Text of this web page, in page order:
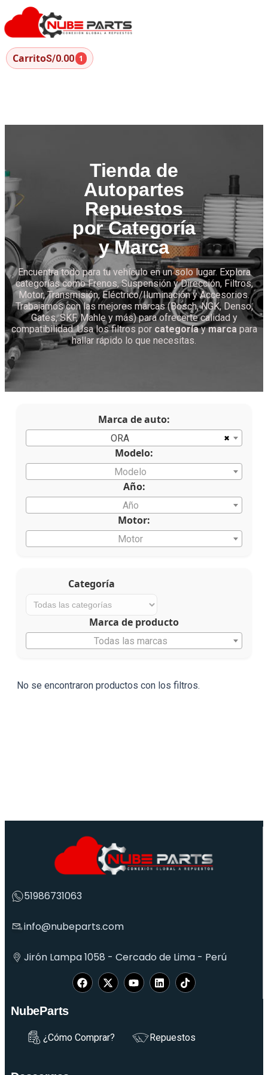
CarritoS/0.00 1
Tienda de
Autopartes
Repuestos
por Categoría
y Marca
Encuentra todo para tu vehículo en un solo lugar. Explora
categorías como Frenos, Suspensión y Dirección, Filtros,
Motor, Transmisión, Eléctrico/Iluminación y Accesorios.
Trabajamos con las mejores marcas (Bosch, NGK, Denso,
Gates, SKF, Mahle y más) para ofrecerte calidad y
compatibilidad. Usa los filtros por categoríaymarcapara
hallar rápido lo que necesitas.
Marca de auto:
×
ORA
Modelo:
Modelo
Año:
Año
Motor:
Motor
Categoría
Marca de producto
Todas las marcas
No se encontraron productos con los filtros.
51986731063
info@nubeparts.com
Jirón Lampa 1058 - Cercado de Lima - Perú
NubeParts
¿Cómo Comprar? Repuestos